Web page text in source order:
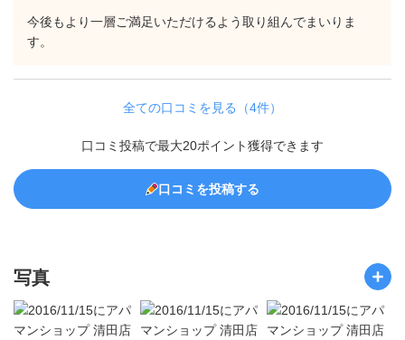
今後もより一層ご満足いただけるよう取り組んでまいりま
す。
全ての口コミを見る（4件）
口コミ投稿で最大20ポイント獲得できます
口コミを投稿する
写真